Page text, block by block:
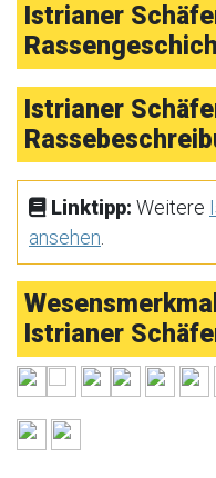
Istrianer
Istrianer
Linktipp: Weitere
ansehen
Istrianer